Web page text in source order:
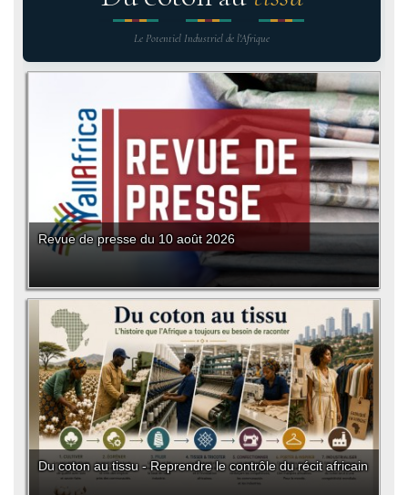
Le Potentiel Industriel de l'Afrique
Revue de presse du 10 août 2026
Du coton au tissu - Reprendre le contrôle du récit africain